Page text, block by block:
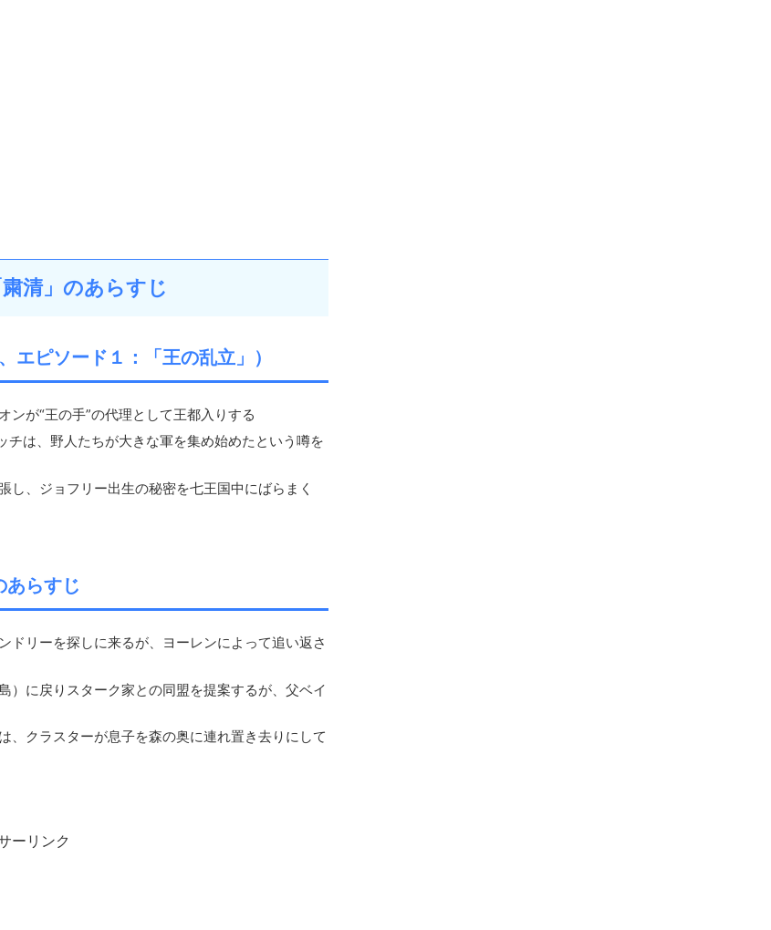
清」のあらすじ
エピソード１：「王の乱立」）
ンが“王の手”の代理として王都入りする
チは、野人たちが大きな軍を集め始めたという噂を
、ジョフリー出生の秘密を七王国中にばらまく
あらすじ
ドリーを探しに来るが、ヨーレンによって追い返さ
）に戻りスターク家との同盟を提案するが、父ベイ
、クラスターが息子を森の奥に連れ置き去りにして
ーリンク